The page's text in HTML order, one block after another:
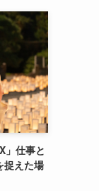
」仕事と
えた場